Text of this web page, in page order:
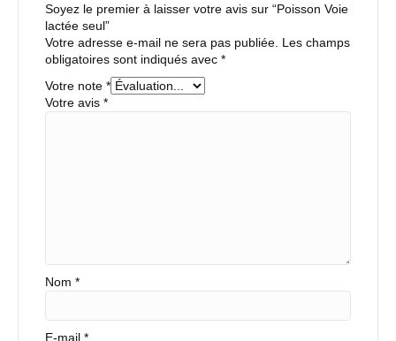
Soyez le premier à laisser votre avis sur “Poisson Voie
lactée seul”
Votre adresse e-mail ne sera pas publiée. Les champs
obligatoires sont indiqués avec *
Votre note *
Votre avis *
Nom *
E-mail *